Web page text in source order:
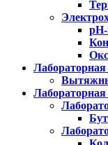
Лабораторная
Лабораторная